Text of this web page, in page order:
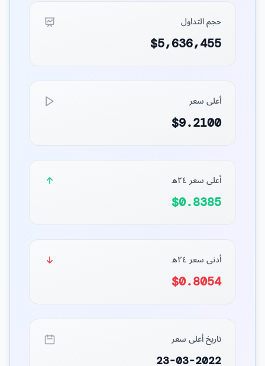
حجم التداول
$5,636,455
أعلى سعر
$9.2100
أعلى سعر ٢٤ه
$0.8385
أدنى سعر ٢٤ه
$0.8054
تاريخ أعلى سعر
23-03-2022